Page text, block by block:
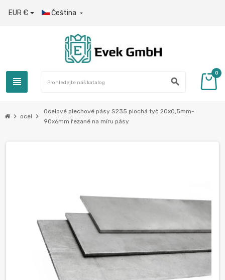
EUR € Čeština 
view_headline search
0
chevron_right ocel chevron_right
Ocelové plechové pásy S235 plochá tyč 20x0,5mm-
90x6mm řezané na míru pásy